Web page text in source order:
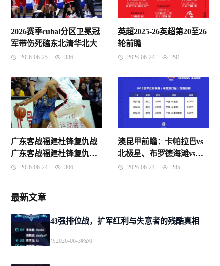
2026赛季cubal分区卫冕冠
军带伤死磕东北清华北大
2026-06-25 336
英超2025-26英超第20至26
轮前瞻
2026-06-24 291
广东客战福建杜锋复仇战
广东客战福建杜锋复仇战
首秀2026-06-24 306
澳昆甲前瞻：卡帕拉巴vs
北极星、布罗德海滩vs布
罗德海滩
2026-06-24 285
最新文章
48强排位战，扩军红利与失意者的残酷真相
2026-06-30 0